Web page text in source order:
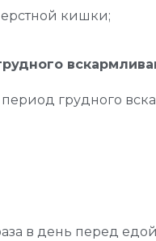
кишки;
грудного
в день перед